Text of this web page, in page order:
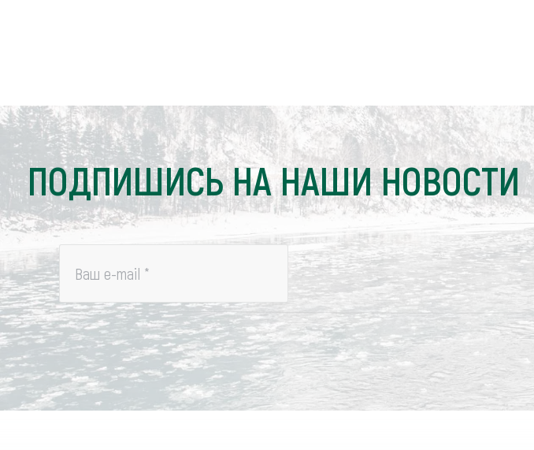
ПОДПИШИСЬ НА НАШИ НОВОСТИ
Ваш e-mail *